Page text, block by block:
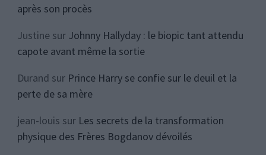
après son procès
Justinesur Johnny Hallyday : le biopic tant attendu
capote avant même la sortie
Durand sur Prince Harry se confie sur le deuil et la
perte de sa mère
jean-louis sur Les secrets de la transformation
physique des Frères Bogdanov dévoilés